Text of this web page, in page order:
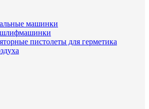
машинки
шлифмашинки
пистолеты для герметика